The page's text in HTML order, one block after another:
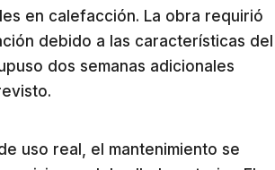
en calefacción. La obra requirió
debido a las características del
dos semanas adicionales
uso real, el mantenimiento se